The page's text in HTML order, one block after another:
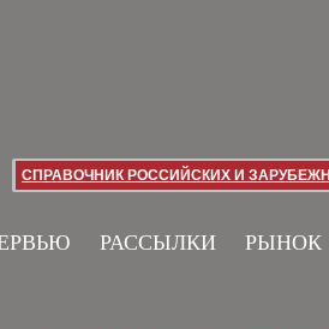
СПРАВОЧНИК РОССИЙСКИХ И
РАССЫЛКИ РЫНОК